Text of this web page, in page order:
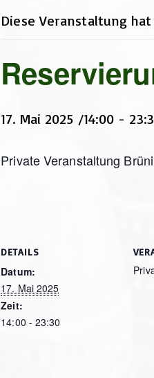
Diese Veranstaltung
17. Mai 2025 /14:00 -
Private Veranstaltung
DETAILS
Datum:
17. Mai 2025
Zeit:
14:00 - 23:30